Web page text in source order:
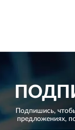
Подпишись,
предложениях,